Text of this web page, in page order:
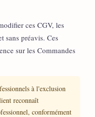
ces CGV, les
sans préavis. Ces
sur les Commandes
à l'exclusion
reconnaît
conformément